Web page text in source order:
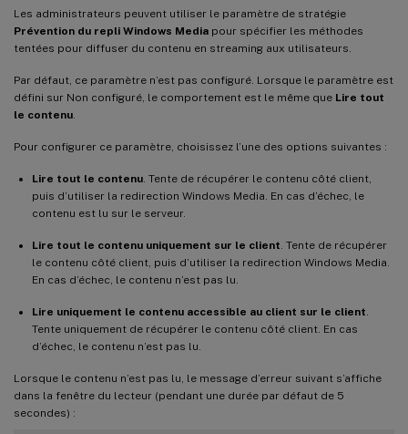
Les administrateurs peuvent utiliser le paramètre de stratégie
Prévention du repli Windows Media pour spécifier les méthodes
tentées pour diffuser du contenu en streaming aux utilisateurs.
Par défaut, ce paramètre n’est pas configuré. Lorsque le paramètre est
défini sur Non configuré, le comportement est le même que Lire tout
le contenu
Pour configurer ce paramètre, choisissez l’une des options suivantes :
Lire tout le contenu . Tente de récupérer le contenu côté client,
puis d’utiliser la redirection Windows Media. En cas d’échec, le
contenu est lu sur le serveur.
Lire tout le contenu uniquement sur le client . Tente de récupérer
le contenu côté client, puis d’utiliser la redirection Windows Media.
En cas d’échec, le contenu n’est pas lu.
Lire uniquement le contenu accessible au client sur le client
Tente uniquement de récupérer le contenu côté client. En cas
d’échec, le contenu n’est pas lu.
Lorsque le contenu n’est pas lu, le message d’erreur suivant s’affiche
dans la fenêtre du lecteur (pendant une durée par défaut de 5
secondes) :